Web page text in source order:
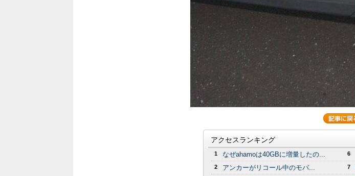
アクセスランキング
1 なぜahamoは40GBに増量したの...
2 アンカーがリコール中のモバ...
6
7